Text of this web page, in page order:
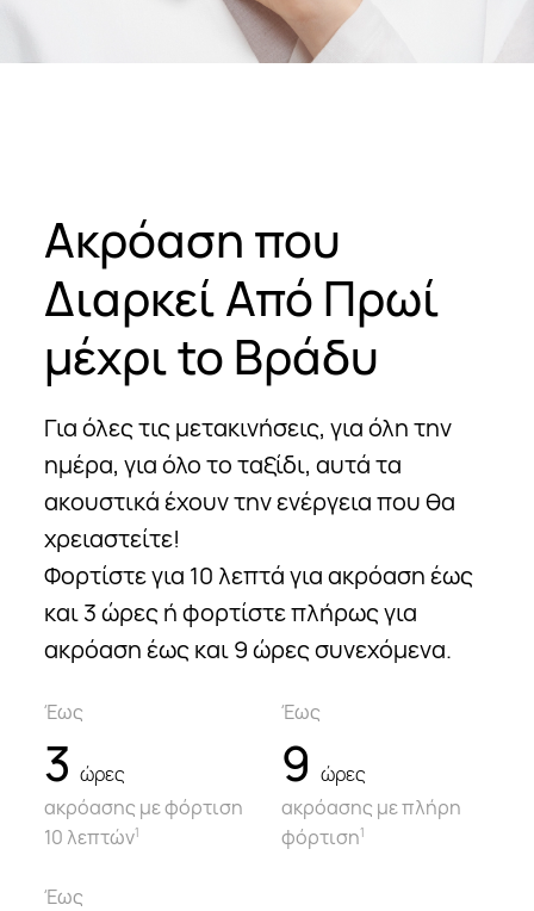
Ακρόαση που
Διαρκεί Από Πρωί
μέχρι to Βράδυ
Για όλες τις μετακινήσεις, για όλη την
ημέρα, για όλο το ταξίδι, αυτά τα
ακουστικά έχουν την ενέργεια που θα
χρειαστείτε!
Φορτίστε για 10 λεπτά για ακρόαση έως
και 3 ώρες ή φορτίστε πλήρως για
ακρόαση έως και 9 ώρες συνεχόμενα.
Έως
3ώρες
ακρόασης με φόρτιση
10 λεπτών1
Έως
9ώρες
ακρόασης μεπλήρη
φόρτιση1
Έως